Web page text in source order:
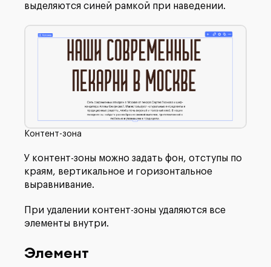
выделяются синей рамкой при наведении.
Контент-зона
У контент-зоны можно задать фон, отступы по
краям, вертикальное и горизонтальное
выравнивание.
При удалении контент-зоны удаляются все
элементы внутри.
Элемент